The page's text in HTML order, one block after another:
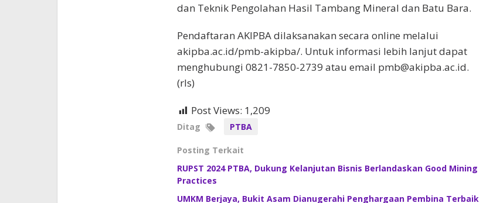
dan Teknik Pengolahan Hasil Tambang Mineral dan Batu Bara.
Pendaftaran AKIPBA dilaksanakan secara online melalui
akipba.ac.id/pmb-akipba/. Untuk informasi lebih lanjut dapat
menghubungi 0821-7850-2739 atau email pmb@akipba.ac.id.
(rls)
Post Views: 1,209
Ditag PTBA
Posting Terkait
RUPST 2024 PTBA, Dukung Kelanjutan Bisnis Berlandaskan Good Mining
Practices
UMKM Berjaya, Bukit Asam Dianugerahi Penghargaan Pembina Terbaik